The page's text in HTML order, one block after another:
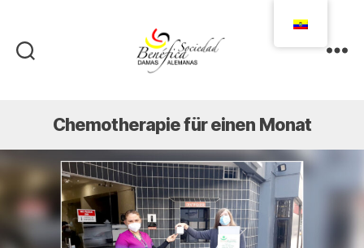
Ecuador
Chemotherapie für einen Monat